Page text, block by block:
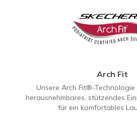
Arch Fit
Unsere Arch Fit®-
herausnehmbares, stützendes
für ein komfortables